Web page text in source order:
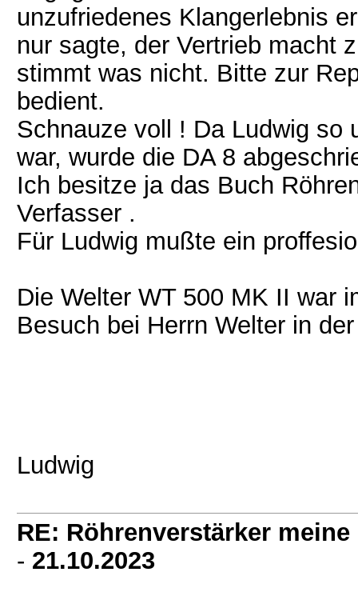
unzufriedenes Klangerlebnis
nur sagte, der Vertrieb macht
stimmt was nicht. Bitte zur
bedient.
Schnauze voll ! Da Ludwig so
war, wurde die DA 8
Ich besitze ja das Buch
Verfasser .
Für Ludwig mußte ein
Die Welter WT 500 MK II war
Besuch bei Herrn Welter in
Ludwig
RE: Röhrenverstärker
- 21.10.2023